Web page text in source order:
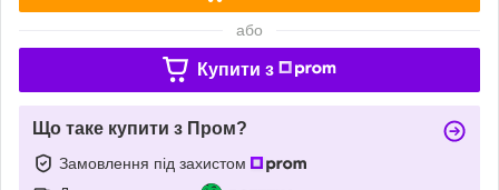
або
Купити з
Що таке купити з Пром?
Замовлення під захистом